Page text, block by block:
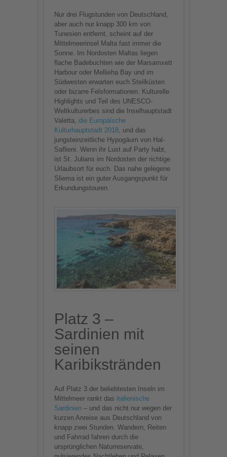
Nur drei Flugstunden von Deutschland,
aber auch nur knapp 300 km von
Tunesien entfernt, scheint auf der
Mittelmeerinsel Malta fast immer die
Sonne. Im Nordosten Maltas liegen
flache Badebuchten wie der Marsamxett
Harbour oder Mellieha Bay und im
Südwesten erwarten euch Steilküsten
oder bizarre Felsformationen. Kulturelle
Highlights und Teil des UNESCO-
Weltkulturerbes sind die Inselhauptstadt
Valetta, die Europäische
Kulturhauptstadt 2018, und das
jungsteinzeitliche Hypogäum von Hal-
Saflieni. Wenn ihr Lust auf Party habt,
ist St. Julians im Nordosten der richtige
Urlaubsort für euch. Das nahe gelegene
Sliema ist ein guter Ausgangspunkt für
Erkundungstouren.
Platz 3 –
Sardinien mit
seinen
Karibikstränden
Auf Platz 3 der beliebtesten Inseln im
Mittelmeer rankt das italienische
Sardinien– und das nicht nur wegen der
kurzen Anreise aus Deutschland von
knapp zwei Stunden. Wandern, Reiten
und Fahrrad fahren durch die
ursprünglichen Naturreservate,